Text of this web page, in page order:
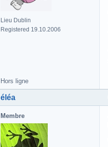
Lieu Dublin
Registered 19.10.2006
Hors ligne
éléa
Membre